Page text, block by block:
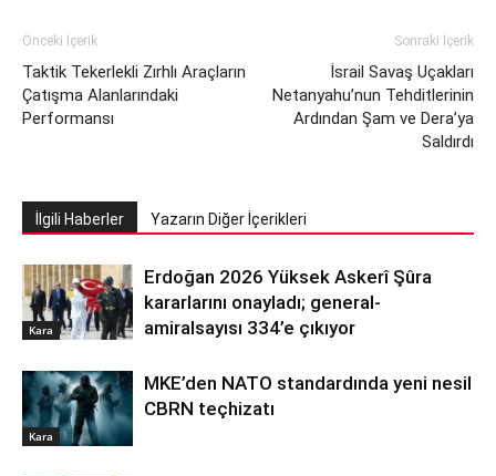
Önceki İçerik
Taktik Tekerlekli Zırhlı Araçların
Çatışma Alanlarındaki
Performansı
Sonraki İçerik
İsrail Savaş Uçakları
Netanyahu’nun Tehditlerinin
Ardından Şam ve Dera’ya
Saldırdı
İlgili Haberler Yazarın Diğer İçerikleri
Kara
Erdoğan 2026 Yüksek Askerî Şûra
kararlarını onayladı; general-
amiralsayısı 334’e çıkıyor
Kara
MKE’den NATO standardında yeni nesil
CBRN teçhizatı